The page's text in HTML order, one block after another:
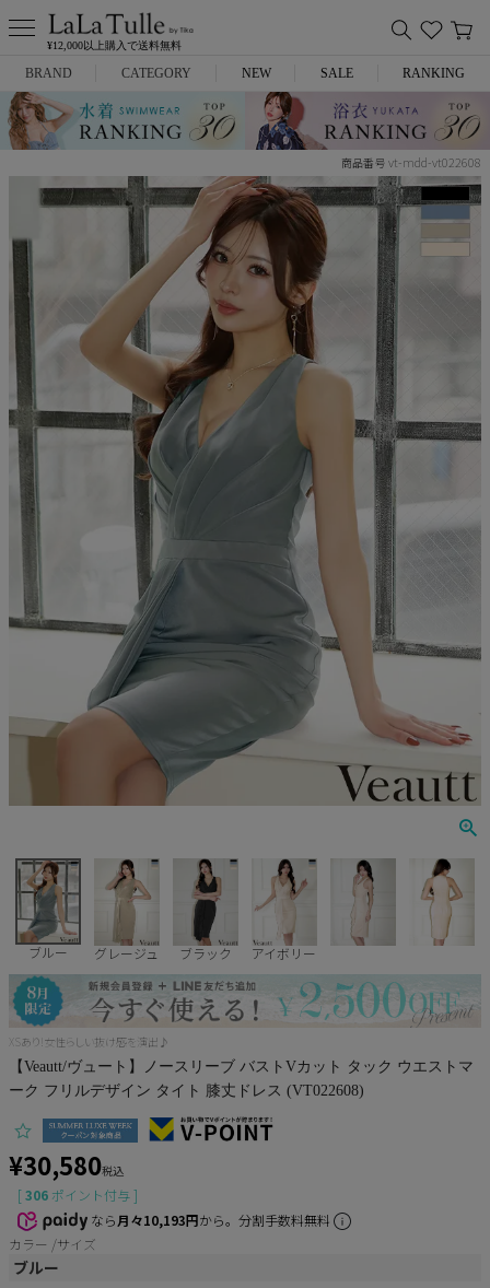
¥12,000以上購入で送料無料
BRAND
Anella
GLAMOROUS
JENNNY
COMEX
Rechercher
Pleaser
CATEGORY
ミニドレス
スーツ
NEW SALE RANKING
商品番号 vt-mdd-vt022608
ブルー グレージュ ブラック アイボリー
XSあり!女性らしい抜け感を演出♪
【Veautt/ヴュート】ノースリーブ バストVカット タック ウエストマ
ーク フリルデザイン タイト 膝丈ドレス (VT022608)
¥30,580税込
[306 ポイント付与 ]
なら月々10,193円から。分割手数料無料
カラー
サイズ
ブルー